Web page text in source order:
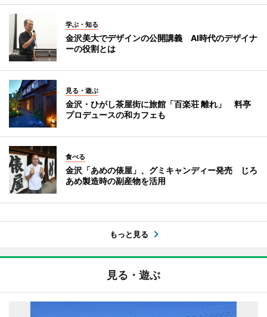
学ぶ・知る
金沢美大でデザインの公開講義 AI時代のデザイナ
ーの役割とは
見る・遊ぶ
金沢・ひがし茶屋街に旅館「百楽荘 離れ」 料亭
プロデュースの和カフェも
食べる
金沢「あめの俵屋」、グミキャンディー発売 じろ
あめ製造時の副産物を活用
もっと見る
見る・遊ぶ